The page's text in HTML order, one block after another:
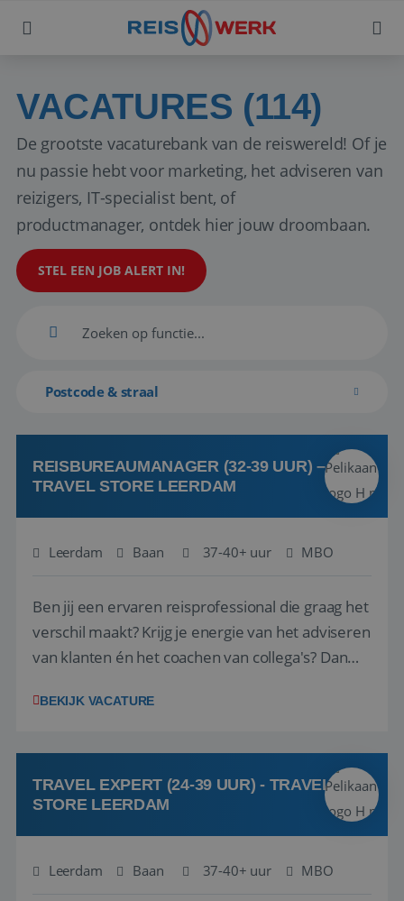
VACATURES (114)
De grootste vacaturebank van de reiswereld! Of je
nu passie hebt voor marketing, het adviseren van
reizigers, IT-specialist bent, of
productmanager, ontdek hier jouw droombaan.
STEL EEN JOB ALERT IN!
Postcode & straal
REISBUREAUMANAGER (32-39 UUR) –
TRAVEL STORE LEERDAM
Leerdam Baan 37-40+ uur MBO
Ben jij een ervaren reisprofessional die graag het
verschil maakt? Krijg je energie van het adviseren
van klanten én het coachen van collega's? Dan
(onderdeel van Pelikaan Travel Group) zoeken
team het reisbureau verder...
BEKIJK VACATURE
TRAVEL EXPERT (24-39 UUR) - TRAVEL
STORE LEERDAM
Leerdam Baan 37-40+ uur MBO